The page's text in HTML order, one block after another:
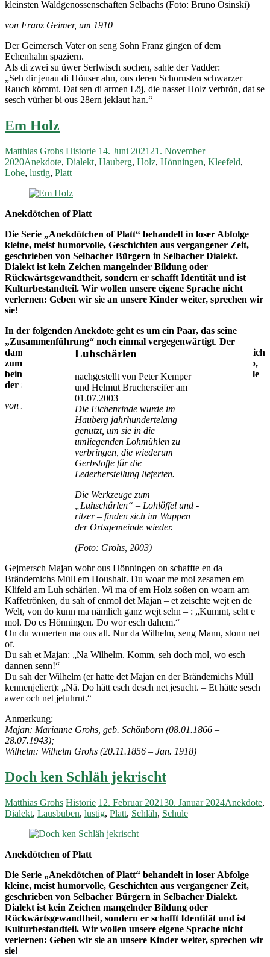
kleinsten Waldgenossenschaften Selbachs (Foto: Bruno Osinski)
von Franz Geimer, um 1910
Der Geimersch Vater on seng Sohn Franz gingen of dem
Echenhahn spaziern.
Als di zwei su üwer Serlwisch sochen, sahte der Vadder:
„Seh dir jenau di Höuser ahn, ous deren Schornsten schwarzer
Rauch kömmt. Dat sen di armen Löj, die nasset Holz verbrön, dat se
sesch vürher bi ous 28ern jeklaut han.“
Em Holz
Matthias Grohs Historie 14. Juni 2021 21. November
2020Anekdote, Dialekt, Hauberg, Holz, Hönningen, Kleefeld,
Lohe, lustig, Platt
Anekdötchen of Platt
Die Serie „Anekdötchen of Platt“ behandelt in loser Abfolge
kleine, meist humorvolle, Geschichten aus vergangener Zeit,
geschrieben von Selbacher Bürgern in Selbacher Dialekt.
Dialekt ist kein Zeichen mangelnder Bildung oder
Rückwärtsgewandtheit, sondern er schafft Identität und ist
Kulturbestandteil. Wir wollen unsere eigene Sprache nicht
verlernen: Geben wir sie an unsere Kinder weiter, sprechen wir
sie!
In der folgenden Anekdote geht es um ein Paar, das seine
„Zusammenführung“ noch einmal vergegenwärtigt. Der
damalige (?) Charme mancher Ehemänner kommt hier deutlich
zum Ausdruck. Die Szene spielt sich wie so oft im Hauberg ab,
beim so genannten Lohschälen, einer wichtigen Erwerbsquelle
der Selbacher.
von Maria Klein (um 1920)
Luhschärlen
nachgestellt von Peter Kemper
und Helmut Brucherseifer am
01.07.2003
Die Eichenrinde wurde im
Hauberg jahrhundertelang
genutzt, um sie in die
umliegenden Lohmühlen zu
verbringen, die wiederum
Gerbstoffe für die
Lederherstellung lieferten.
Die Werkzeuge zum
„Luhschärlen“ – Lohlöffel und -
ritzer – finden sich im Wappen
der Ortsgemeinde wieder.
(Foto: Grohs, 2003)
Gejmersch Majan wohr ous Hönningen on schaffte en da
Brändemichs Müll em Houshalt. Du woar me mol zesamen em
Klifeld am Luh schärlen. Wi ma of em Holz soßen on woarn am
Kaffetrönken, du sah of enmol det Majan – et zeischte wejt en de
Welt, von do kunn ma nämlich ganz wejt sehn – : „Kummt, seht e
mol. Do es Hönningen. Do wor esch dahem.“
On du wonerten ma ous all. Nur da Wilhelm, seng Mann, stonn net
of.
Du sah et Majan: „Na Wilhelm. Komm, seh doch mol, wo esch
dannen senn!“
Du sah der Wilhelm (er hatte det Majan en der Brändemichs Müll
kennenjeliert): „Nä. Do hätt esch desch net jesucht. – Et hätte sesch
awer och net jeluhrnt.“
Anmerkung:
Majan: Marianne Grohs, geb. Schönborn (08.01.1866 –
28.07.1943);
Wilhelm: Wilhelm Grohs (20.11.1856 – Jan. 1918)
Doch ken Schläh jekrischt
Matthias Grohs Historie 12. Februar 202130. Januar 2024Anekdote,
Dialekt, Lausbuben, lustig, Platt, Schläh, Schule
Anekdötchen of Platt
Die Serie „Anekdötchen of Platt“ behandelt in loser Abfolge
kleine, meist humorvolle, Geschichten aus vergangener Zeit,
geschrieben von Selbacher Bürgern in Selbacher Dialekt.
Dialekt ist kein Zeichen mangelnder Bildung oder
Rückwärtsgewandtheit, sondern er schafft Identität und ist
Kulturbestandteil. Wir wollen unsere eigene Sprache nicht
verlernen: Geben wir sie an unsere Kinder weiter, sprechen wir
sie!